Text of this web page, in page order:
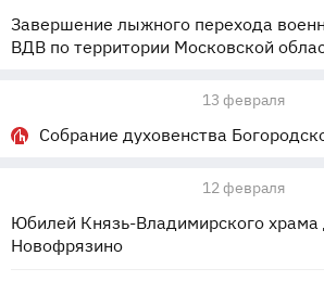
Завершение лыжного перехода
ВДВ по территории Московской
13 февраля
Собрание духовенства
12 февраля
Юбилей Князь-Владимирского храма
Новофрязино